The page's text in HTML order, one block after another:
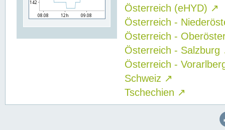
Österreich (eHYD) ↗
Österreich -
Österreich -
Österreich - Salzburg
Österreich -
Schweiz ↗
Tschechien ↗